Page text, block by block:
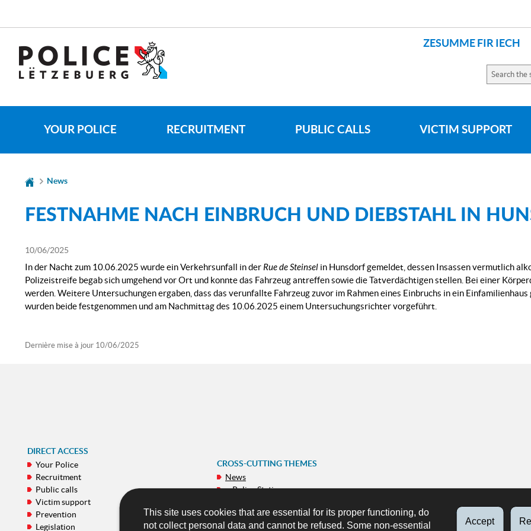
This site uses cookies that are essential for its proper functioning, do
not collect personal data and cannot be refused. Some non-essential
Accept
ZESUMME FIR IECH
DE
LANGUE
YOUR POLICE RECRUITMENT PUBLIC CALLS VICTIM SUPPORT
Search
the
News
FESTNAHME NACH EINBRUCH UND DIEBSTAHL IN
10/06/2025
In der Nacht zum 10.06.2025 wurde ein Verkehrsunfall in der Rue de Steinsel in Hunsdorf gemeldet, dessen Insassen vermutlich
Polizeistreife begab sich umgehend vor Ort und konnte das Fahrzeug antreffen sowie die Tatverdächtigen stellen. Bei einer
werden. Weitere Untersuchungen ergaben, dass das verunfallte Fahrzeug zuvor im Rahmen eines Einbruchs in ein
wurden beide festgenommen und am Nachmittag des 10.06.2025 einem Untersuchungsrichter vorgeführt.
Dernière mise à jour 10/06/2025
DIRECT ACCESS
Your Police
Recruitment
Public calls
Victim support
Prevention
Legislation
CROSS-CUTTING THEMES
News
e-Police Station
Publications
Mobile app
FOLLOW US
Facebook
Youtube